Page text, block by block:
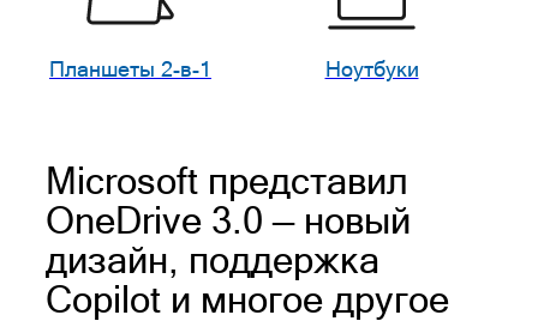
Планшеты 2-в-1 Ноутбуки
Microsoft представил
OneDrive 3.0 — новый
дизайн, поддержка
Copilot и многое другое